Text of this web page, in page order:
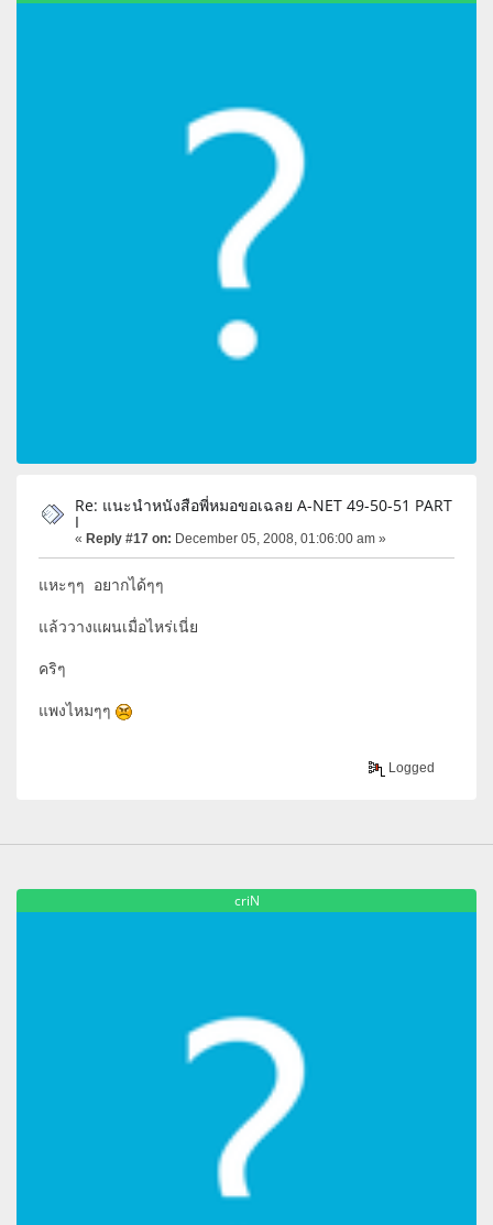
Re: แนะนำหนังสือพี่หมอขอเฉลย A-NET 49-50-51 PART
I
« Reply #17 on: December 05, 2008, 01:06:00 am »
แหะๆๆ อยากได้ๆๆ
แล้ววางแผนเมื่อไหร่เนี่ย
คริๆ
แพงไหมๆๆ
Logged
criN